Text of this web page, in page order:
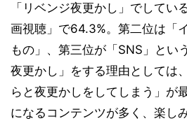
「リベンジ夜更かし」でしてい
画視聴」で64.3%。第二位は「
もの」、第三位が「SNS」とい
夜更かし」をする理由としては
らと夜更かしをしてしまう」が
になるコンテンツが多く、楽し